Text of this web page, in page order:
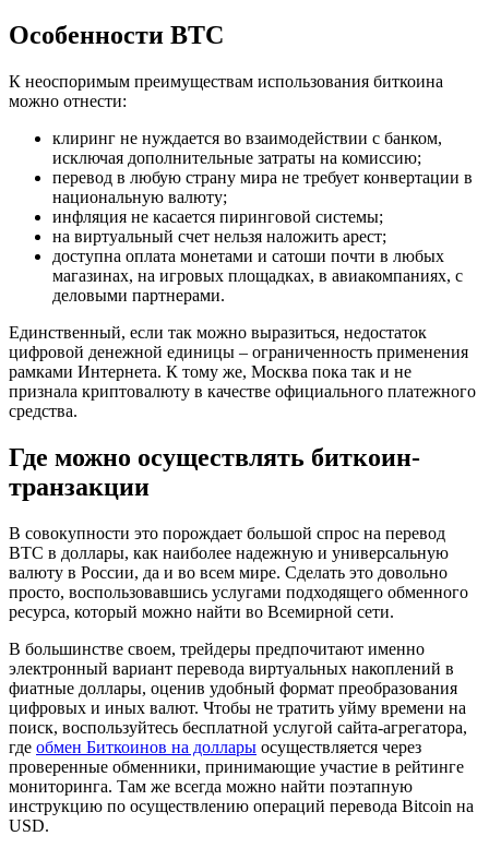
Особенности BTC
К неоспоримым преимуществам использования биткоина
можно отнести:
клиринг не нуждается во взаимодействии с банком,
исключая дополнительные затраты на комиссию;
перевод в любую страну мира не требует конвертации в
национальную валюту;
инфляция не касается пиринговой системы;
на виртуальный счет нельзя наложить арест;
доступна оплата монетами и сатоши почти в любых
магазинах, на игровых площадках, в авиакомпаниях, с
деловыми партнерами.
Единственный, если так можно выразиться, недостаток
цифровой денежной единицы – ограниченность применения
рамками Интернета. К тому же, Москва пока так и не
признала криптовалюту в качестве официального платежного
средства.
Где можно осуществлять биткоин-
транзакции
В совокупности это порождает большой спрос на перевод
ВТС в доллары, как наиболее надежную и универсальную
валюту в России, да и во всем мире. Сделать это довольно
просто, воспользовавшись услугами подходящего обменного
ресурса, который можно найти во Всемирной сети.
В большинстве своем, трейдеры предпочитают именно
электронный вариант перевода виртуальных накоплений в
фиатные доллары, оценив удобный формат преобразования
цифровых и иных валют. Чтобы не тратить уйму времени на
поиск, воспользуйтесь бесплатной услугой сайта-агрегатора,
где обмен Биткоинов на доллары осуществляется через
проверенные обменники, принимающие участие в рейтинге
мониторинга. Там же всегда можно найти поэтапную
инструкцию по осуществлению операций перевода Bitcoin на
USD.